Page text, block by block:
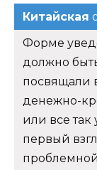
Китайская
Форме
должно
посвящали
денежно-
или все так
первый